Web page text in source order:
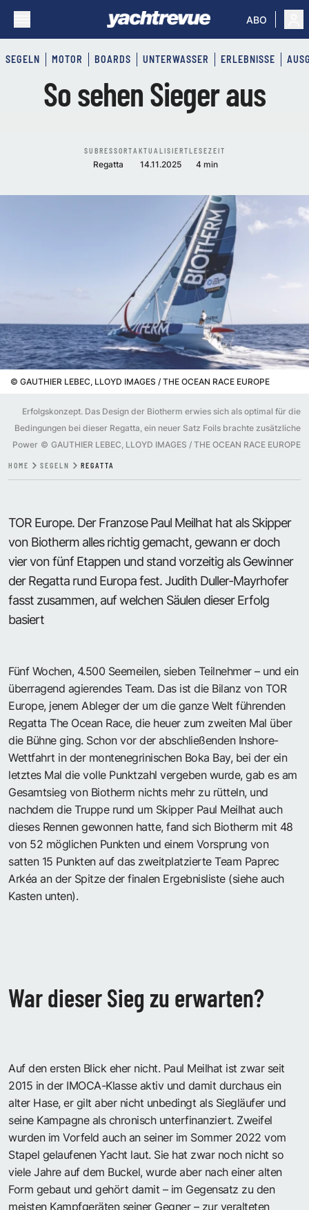
ABO
SEGELN MOTOR BOARDS UNTERWASSER ERLEBNISSE
So sehen Sieger aus
SUBRESSORT
Regatta
AKTUALISIERT
14.11.2025
LESEZEIT
4 min
© GAUTHIER LEBEC, LLOYD IMAGES / THE OCEAN RACE EUROPE
Erfolgskonzept. Das Design der Biotherm erwies sich als optimal für die
Bedingungen bei dieser Regatta, ein neuer Satz Foils brachte zusätzliche
Power © GAUTHIER LEBEC, LLOYD IMAGES / THE OCEAN RACE EUROPE
HOME SEGELN REGATTA
TOR Europe. Der Franzose Paul Meilhat hat als Skipper
von Biotherm alles richtig gemacht, gewann er doch
vier von fünf Etappen und stand vorzeitig als Gewinner
der Regatta rund Europa fest. Judith Duller-Mayrhofer
fasst zusammen, auf welchen Säulen dieser Erfolg
basiert
Fünf Wochen, 4.500 Seemeilen, sieben Teilnehmer – und ein
überragend agierendes Team. Das ist die Bilanz von TOR
Europe, jenem Ableger der um die ganze Welt führenden
Regatta The Ocean Race, die heuer zum zweiten Mal über
die Bühne ging. Schon vor der abschließenden Inshore-
Wettfahrt in der montenegrinischen Boka Bay, bei der ein
letztes Mal die volle Punktzahl vergeben wurde, gab es am
Gesamtsieg von Biotherm nichts mehr zu rütteln, und
nachdem die Truppe rund um Skipper Paul Meilhat auch
dieses Rennen gewonnen hatte, fand sich Biotherm mit 48
von 52 möglichen Punkten und einem Vorsprung von
satten 15 Punkten auf das zweitplatzierte Team Paprec
Arkéa an der Spitze der finalen Ergebnisliste (siehe auch
Kasten unten).
War dieser Sieg zu erwarten?
Auf den ersten Blick eher nicht. Paul Meilhat ist zwar seit
2015 in der IMOCA-Klasse aktiv und damit durchaus ein
alter Hase, er gilt aber nicht unbedingt als Siegläufer und
seine Kampagne als chronisch unterfinanziert. Zweifel
wurden im Vorfeld auch an seiner im Sommer 2022 vom
Stapel gelaufenen Yacht laut. Sie hat zwar noch nicht so
viele Jahre auf dem Buckel, wurde aber nach einer alten
Form gebaut und gehört damit – im Gegensatz zu den
meisten Kampfgeräten seiner Gegner – zur veralteten